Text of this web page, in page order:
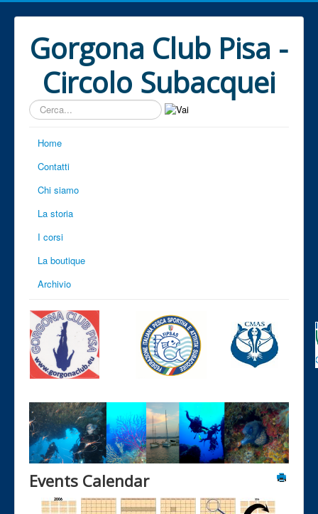
Gorgona Club Pisa -
Circolo Subacquei
Cerca...
Home
Contatti
Chi siamo
La storia
I corsi
La boutique
Archivio
Events Calendar